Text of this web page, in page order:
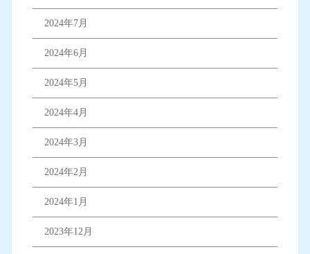
2024年7月
2024年6月
2024年5月
2024年4月
2024年3月
2024年2月
2024年1月
2023年12月